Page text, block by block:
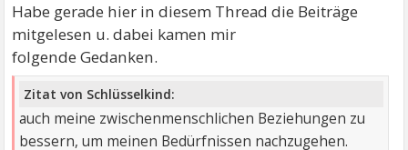
Habe gerade hier in diesem Thread die Beiträge
mitgelesen u. dabei kamen mir
folgende Gedanken.
Zitat von Schlüsselkind:
auch meine zwischenmenschlichen Beziehungen zu
bessern, um meinen Bedürfnissen nachzugehen.